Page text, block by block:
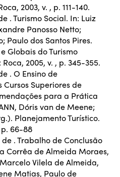
2003, v. , p. 111-140.
. Turismo Social. In: Luiz
Panosso Netto;
dos Santos Pires.
Globais do Turismo
2005, v. , p. 345-355.
. O Ensino de
Cursos Superiores de
para a Prática
Dóris van de Meene;
Planejamento Turístico.
66-88
. Trabalho de Conclusão
Corrêa de Almeida Moraes,
Vilela de Almeida,
Matias, Paulo de